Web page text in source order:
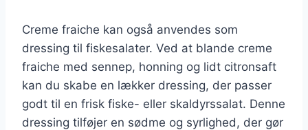
Creme fraiche kan også anvendes som
dressing til fiskesalater. Ved at blande creme
fraiche med sennep, honning og lidt citronsaft
kan du skabe en lækker dressing, der passer
godt til en frisk fiske- eller skaldyrssalat. Denne
dressing tilføjer en sødme og syrlighed, der gør